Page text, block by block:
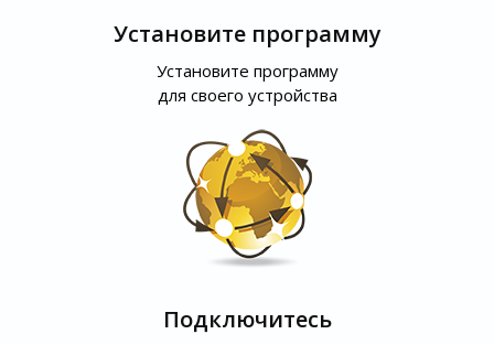
Установите программу
Установите программу
для своего устройства
Подключитесь